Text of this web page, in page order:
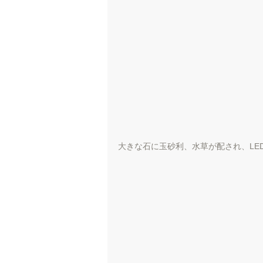
大きな石に玉砂利、水草が配され、